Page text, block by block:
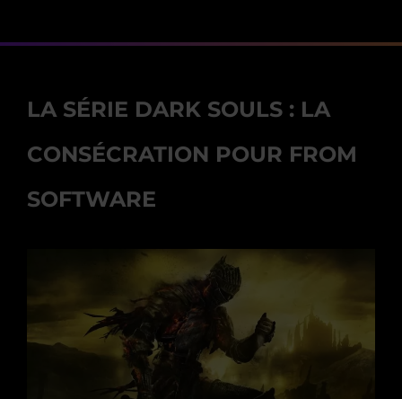
LA SÉRIE DARK SOULS : LA
CONSÉCRATION POUR FROM
SOFTWARE